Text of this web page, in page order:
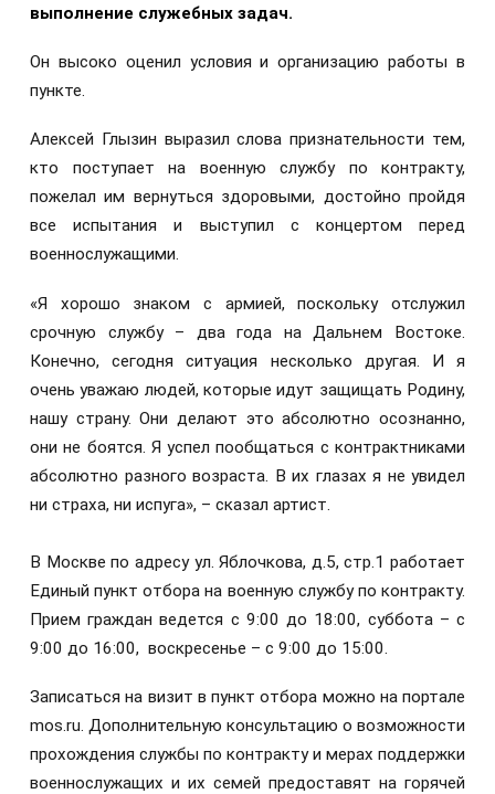
выполнение служебных задач.
Он высоко оценил условия и организацию работы в
пункте.
Алексей Глызин выразил слова признательности тем,
кто поступает на военную службу по контракту,
пожелал им вернуться здоровыми, достойно пройдя
все испытания и выступил с концертом перед
военнослужащими.
«Я хорошо знаком с армией, поскольку отслужил
срочную службу – два года на Дальнем Востоке.
Конечно, сегодня ситуация несколько другая. И я
очень уважаю людей, которые идут защищать Родину,
нашу страну. Они делают это абсолютно осознанно,
они не боятся. Я успел пообщаться с контрактниками
абсолютно разного возраста. В их глазах я не увидел
ни страха, ни испуга», – сказал артист.
В Москве по адресу ул. Яблочкова, д.5, стр.1 работает
Единый пункт отбора на военную службу по контракту.
Прием граждан ведется с 9:00 до 18:00, суббота – с
9:00 до 16:00, воскресенье – с 9:00 до 15:00.
Записаться на визит в пункт отбора можно на портале
mos.ru. Дополнительную консультацию о возможности
прохождения службы по контракту и мерах поддержки
военнослужащих и их семей предоставят на горячей